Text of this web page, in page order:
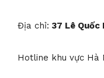
Địa chỉ: 37 Lê Quốc
Hotline khu vực Hà